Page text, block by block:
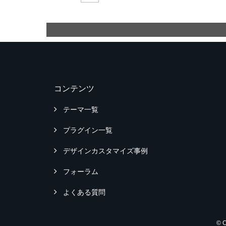
コンテンツ
テーマ一覧
プラグイン一覧
デザインカスタマイズ事例
フォーラム
よくある質問
©